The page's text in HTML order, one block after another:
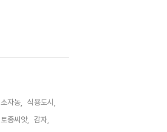
소자농,
식용도시,
토종씨앗,
감자,